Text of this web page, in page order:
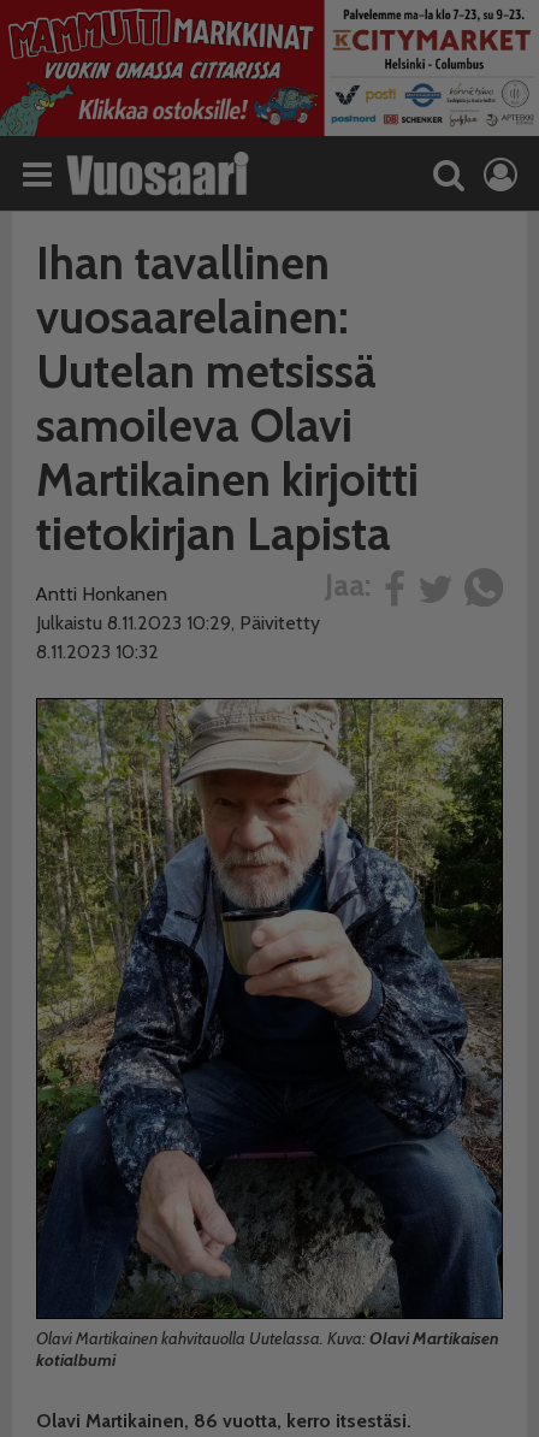
Ihan tavallinen
vuosaarelainen:
Uutelan metsissä
samoileva Olavi
Martikainen kirjoitti
tietokirjan Lapista
Jaa:
Antti Honkanen
Julkaistu 8.11.2023 10:29, Päivitetty
8.11.2023 10:32
Olavi Martikainen kahvitauolla Uutelassa. Kuva:Olavi Martikaisen
kotialbumi
Olavi Martikainen, 86 vuotta, kerro itsestäsi.